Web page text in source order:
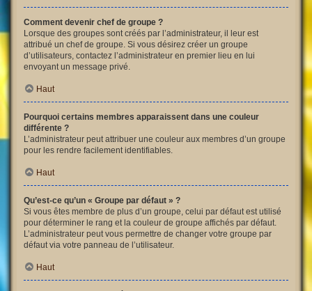
Comment devenir chef de groupe ?
Lorsque des groupes sont créés par l’administrateur, il leur est
attribué un chef de groupe. Si vous désirez créer un groupe
d’utilisateurs, contactez l’administrateur en premier lieu en lui
envoyant un message privé.
Haut
Pourquoi certains membres apparaissent dans une couleur
différente ?
L’administrateur peut attribuer une couleur aux membres d’un groupe
pour les rendre facilement identifiables.
Haut
Qu’est-ce qu’un « Groupe par défaut » ?
Si vous êtes membre de plus d’un groupe, celui par défaut est utilisé
pour déterminer le rang et la couleur de groupe affichés par défaut.
L’administrateur peut vous permettre de changer votre groupe par
défaut via votre panneau de l’utilisateur.
Haut